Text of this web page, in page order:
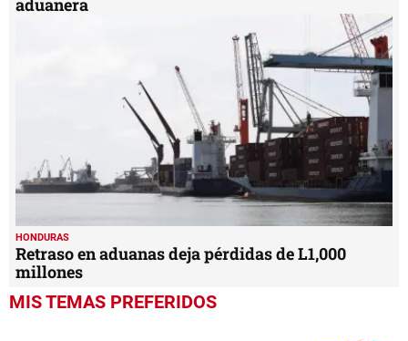
HONDURAS
Retraso en aduanas deja pérdidas de L1,000
millones
MIS TEMAS PREFERIDOS